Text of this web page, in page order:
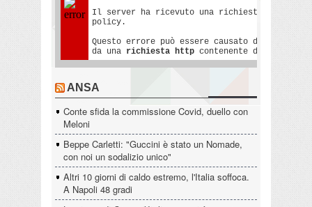
ANSA
Conte sfida la commissione Covid, duello con
Meloni
Beppe Carletti: "Guccini è stato un Nomade,
con noi un sodalizio unico"
Altri 10 giorni di caldo estremo, l'Italia soffoca.
A Napoli 48 gradi